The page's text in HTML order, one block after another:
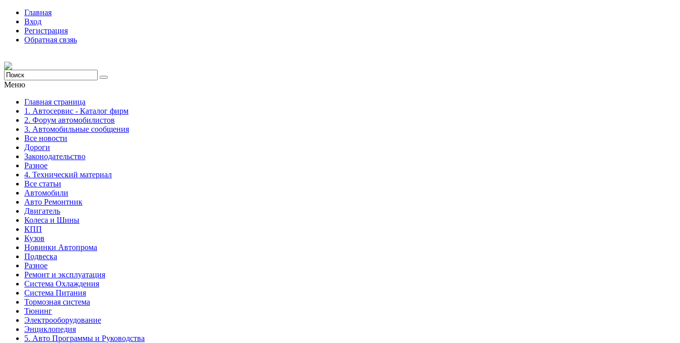
Главная
Вход
Регистрация
Обратная свзяь
Меню
Главная страница
1. Автосервис - Каталог фирм
2. Форум автомобилистов
3. Автомобильные сообщения
Все новости
Дороги
Законодательство
Разное
4. Технический материал
Все статьи
Автомобили
Авто Ремонтник
Двигатель
Колеса и Шины
КПП
Кузов
Новинки Автопрома
Подвеска
Разное
Ремонт и эксплуатация
Система Охлаждения
Система Питания
Тормозная система
Тюнинг
Электрооборудование
Энциклопедия
5. Авто Программы и Руководства